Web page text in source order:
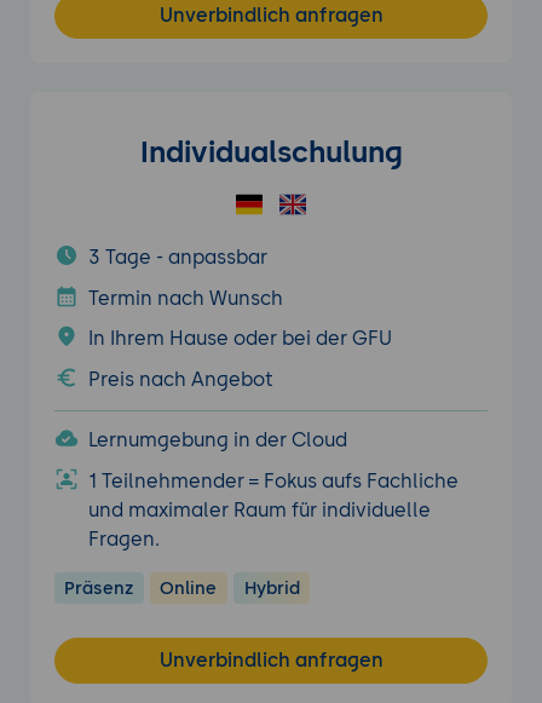
Unverbindlich anfragen
Individualschulung
3 Tage - anpassbar
Termin nach Wunsch
In Ihrem Hause oder bei der GFU
Preis nach Angebot
Lernumgebung in der Cloud
1 Teilnehmender = Fokus aufs Fachliche
und maximaler Raum für individuelle
Fragen.
Präsenz Online Hybrid
Unverbindlich anfragen